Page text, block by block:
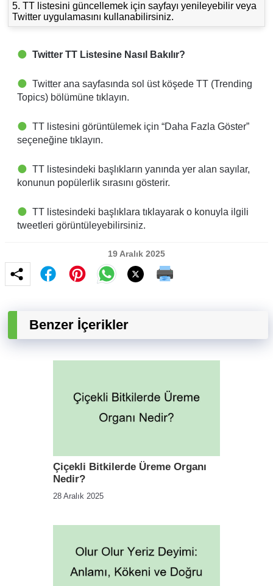
5. TT listesini güncellemek için sayfayı yenileyebilir veya
Twitter uygulamasını kullanabilirsiniz.
Twitter TT Listesine Nasıl Bakılır?
Twitter ana sayfasında sol üst köşede TT (Trending
Topics) bölümüne tıklayın.
TT listesini görüntülemek için “Daha Fazla Göster”
seçeneğine tıklayın.
TT listesindeki başlıkların yanında yer alan sayılar,
konunun popülerlik sırasını gösterir.
TT listesindeki başlıklara tıklayarak o konuyla ilgili
tweetleri görüntüleyebilirsiniz.
19 Aralık 2025
Benzer İçerikler
Çiçekli Bitkilerde Üreme Organı
Nedir?
28 Aralık 2025